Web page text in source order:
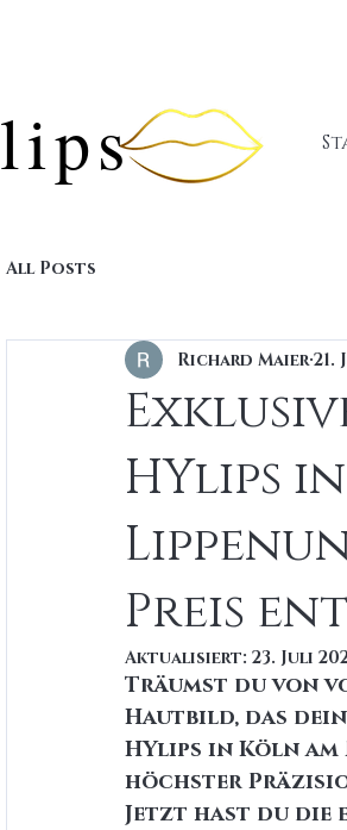
lips
All Posts
HYlips
Preis
Richard Maier 21.
Aktualisiert: 23. Juli
Träumst du von
Hautbild, das
HYlips in Köln
höchster
Jetzt hast du die